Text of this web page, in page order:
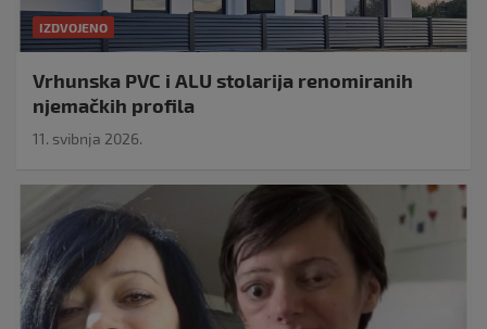
IZDVOJENO
Vrhunska PVC i ALU stolarija renomiranih
njemačkih profila
11. svibnja 2026.